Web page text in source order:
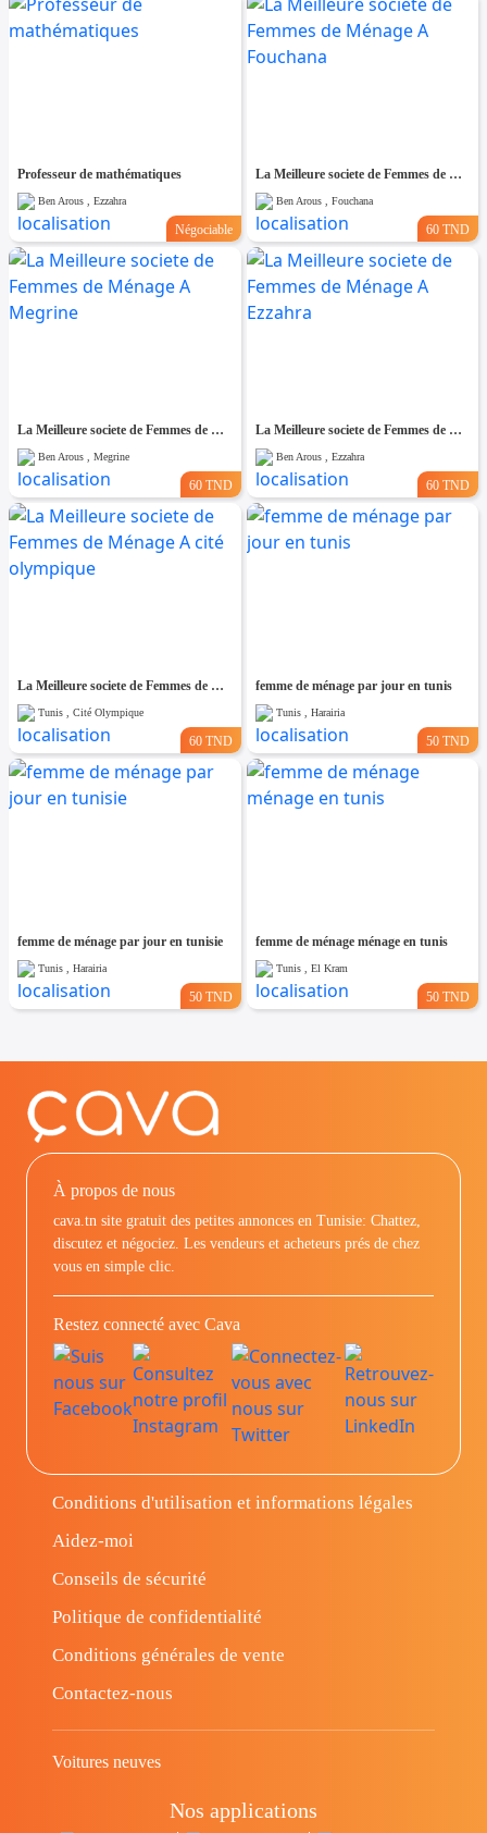
Professeur de mathématiques
Ben Arous , Ezzahra
Négociable
La Meilleure societe de Femmes de Ménage A Fouchana
Ben Arous , Fouchana
60 TND
La Meilleure societe de Femmes de Ménage A Megrine
Ben Arous , Megrine
60 TND
La Meilleure societe de Femmes de Ménage A Ezzahra
Ben Arous , Ezzahra
60 TND
La Meilleure societe de Femmes de Ménage A cité olympique
Tunis , Cité Olympique
60 TND
femme de ménage par jour en tunis
Tunis , Harairia
50 TND
femme de ménage par jour en tunisie
Tunis , Harairia
50 TND
femme de ménage ménage en tunis
Tunis , El Kram
50 TND
À propos de nous
cava.tn site gratuit des petites annonces en Tunisie: Chattez,
discutez et négociez. Les vendeurs et acheteurs prés de chez
vous en simple clic.
Restez connecté avec Cava
Conditions d'utilisation et informations légales
Aidez-moi
Conseils de sécurité
Politique de confidentialité
Conditions générales de vente
Contactez-nous
Voitures neuves
Nos applications